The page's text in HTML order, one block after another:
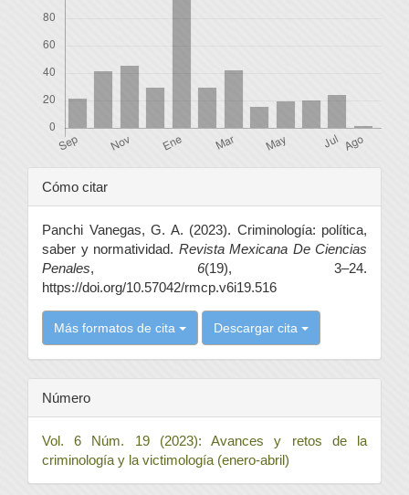
Detalles
del
artículo
Cómo citar
Panchi Vanegas, G. A. (2023). Criminología: política,
saber y normatividad. Revista Mexicana De Ciencias
Penales, 6(19), 3–24.
https://doi.org/10.57042/rmcp.v6i19.516
Más formatos de cita Descargar cita
Número
Vol. 6 Núm. 19 (2023): Avances y retos de la
criminología y la victimología (enero-abril)